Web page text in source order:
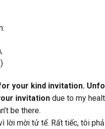
your kind invitation.
invitation due to my
be there.
lời mời tử tế. Rất tiếc, tôi